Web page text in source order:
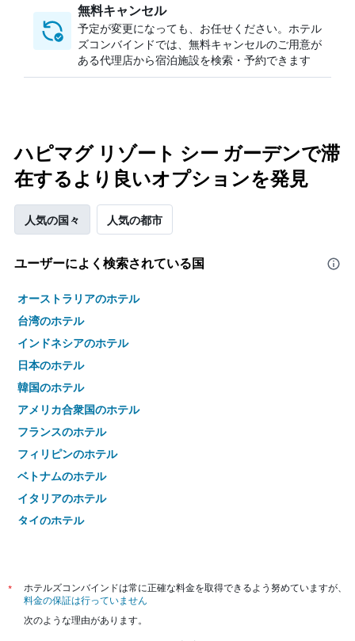
無料キャンセル
予定が変更になっても、お任せください。ホテル
ズコンバインドでは、無料キャンセルのご用意が
ある代理店から宿泊施設を検索・予約できます
ハピマグ リゾート シー ガーデンで滞
在するより良いオプションを発見
人気の国々 人気の都市
ユーザーによく検索されている国
オーストラリアのホテル
台湾のホテル
インドネシアのホテル
日本のホテル
韓国のホテル
アメリカ合衆国のホテル
フランスのホテル
フィリピンのホテル
ベトナムのホテル
イタリアのホテル
タイのホテル
*
ホテルズコンバインドは常に正確な料金を取得できるよう努めていますが、
料金の保証は行っていません
次のような理由があります。